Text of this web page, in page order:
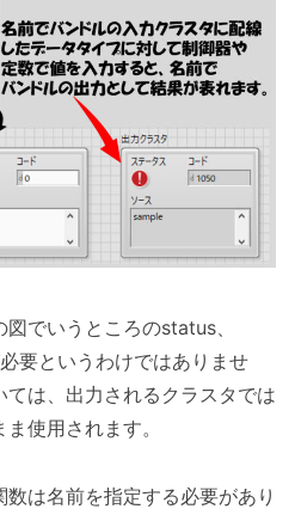
でいうところのstatus、
要というわけではありませ
は、出力されるクラスタでは
使用されます。
は名前を指定する必要があり